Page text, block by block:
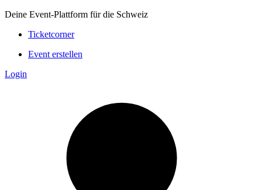
Deine Event-Plattform für die Schweiz
Ticketcorner
Event erstellen
Login